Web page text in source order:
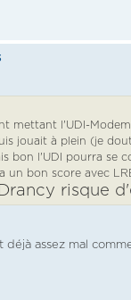
mettant l'UDI-
jouait à plein (je
bon l'UDI pourra se
un bon score avec
risque
assez mal